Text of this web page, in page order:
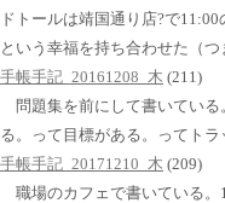
ドトールは靖国通り店?で
という幸福を持ち合わせた（
手帳手記_20161208_木 (211)
問題集を前にして書いてい
る。って目標がある。ってト
手帳手記_20171210_木 (209)
職場のカフェで書いている